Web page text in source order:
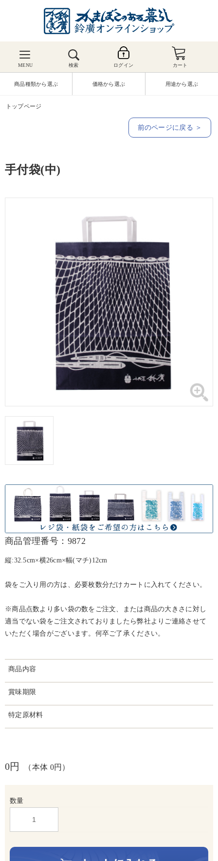
MENU 検索 ログイン カート
商品種類から選ぶ 価格から選ぶ 用途から選ぶ
トップページ
前のページに戻る ＞
手付袋(中)
商品管理番号：9872
縦:32.5cm×横26cm×幅(マチ)12cm
袋をご入り用の方は、必要枚数分だけカートに入れてください。
※商品点数より多い袋の数をご注文、または商品の大きさに対し
適当でない袋をご注文されておりましたら弊社よりご連絡させて
いただく場合がございます。何卒ご了承ください。
商品内容
賞味期限
特定原材料
0円 （本体 0円）
数量